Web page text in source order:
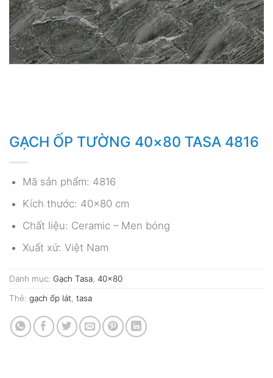
GẠCH ỐP TƯỜNG 40×80 TASA 4816
Mã sản phẩm: 4816
Kích thước: 40×80 cm
Chất liệu: Ceramic – Men bóng
Xuất xứ: Việt Nam
Danh mục: Gạch Tasa 40x80
Thẻ: gạch ốp lát tasa